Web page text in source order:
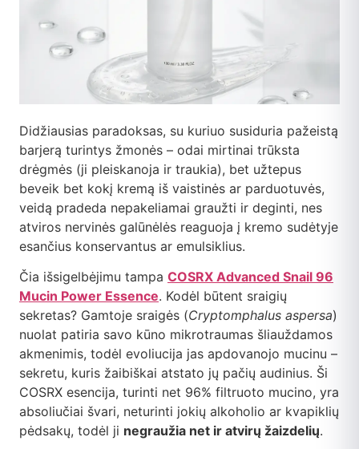
Didžiausias paradoksas, su kuriuo susiduria pažeistą
barjerą turintys žmonės – odai mirtinai trūksta
drėgmės (ji pleiskanoja ir traukia), bet užtepus
beveik bet kokį kremą iš vaistinės ar parduotuvės,
veidą pradeda nepakeliamai graužti ir deginti, nes
atviros nervinės galūnėlės reaguoja į kremo sudėtyje
esančius konservantus ar emulsiklius.
Čia išsigelbėjimu tampa COSRX Advanced Snail 96
Mucin Power Essence. Kodėl būtent sraigių
sekretas? Gamtoje sraigės (Cryptomphalus aspersa)
nuolat patiria savo kūno mikrotraumas šliauždamos
akmenimis, todėl evoliucija jas apdovanojo mucinu –
sekretu, kuris žaibiškai atstato jų pačių audinius. Ši
COSRX esencija, turinti net 96% filtruoto mucino, yra
absoliučiai švari, neturinti jokių alkoholio ar kvapiklių
pėdsakų, todėl ji negraužia net ir atvirų žaizdelių.